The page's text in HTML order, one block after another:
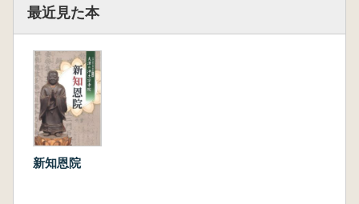
最近見た本
新知恩院